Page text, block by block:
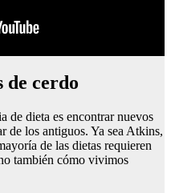
de cerdo
de dieta es encontrar nuevos
de los antiguos. Ya sea Atkins,
de las dietas requieren
también cómo vivimos